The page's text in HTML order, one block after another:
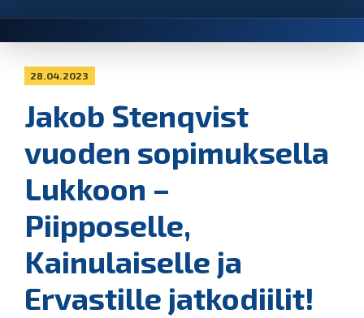
28.04.2023
Jakob Stenqvist
vuoden sopimuksella
Lukkoon –
Piipposelle,
Kainulaiselle ja
Ervastille jatkodiilit!